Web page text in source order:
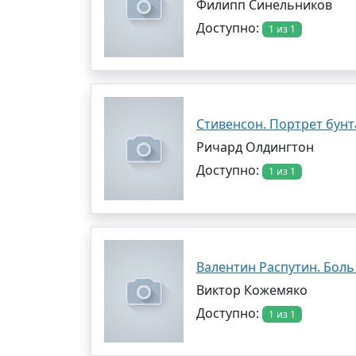
Филипп Синельников
Доступно:
1 из 1
Стивенсон. Портрет
Ричард Олдингтон
Доступно:
1 из 1
Валентин Распутин.
Виктор Кожемяко
Доступно:
1 из 1